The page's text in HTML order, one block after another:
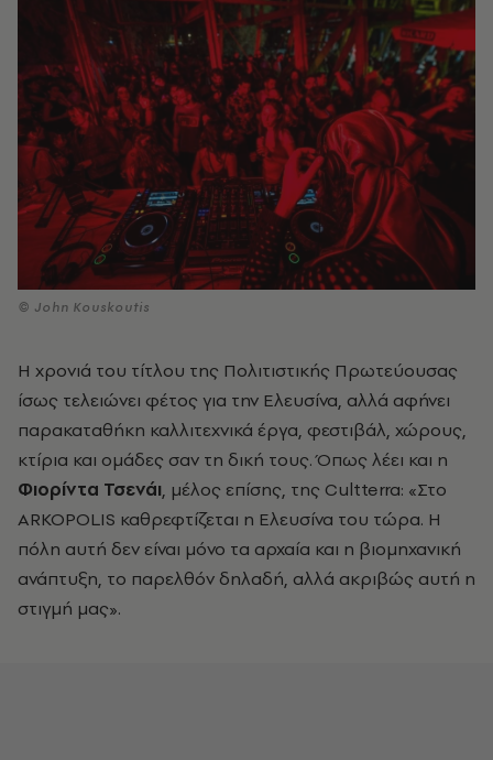
© John Kouskoutis
Η χρονιά του τίτλου της Πολιτιστικής Πρωτεύουσας
ίσως τελειώνει φέτος για την Ελευσίνα, αλλά αφήνει
παρακαταθήκη καλλιτεχνικά έργα, φεστιβάλ, χώρους,
κτίρια και ομάδες σαν τη δική τους. Όπως λέει και η
Φιορίντα Τσενάι, μέλος επίσης, της Cultterra: «Στο
ARKOPOLIS καθρεφτίζεται η Ελευσίνα του τώρα. Η
πόλη αυτή δεν είναι μόνο τα αρχαία και η βιομηχανική
ανάπτυξη, το παρελθόν δηλαδή, αλλά ακριβώς αυτή η
στιγμή μας».